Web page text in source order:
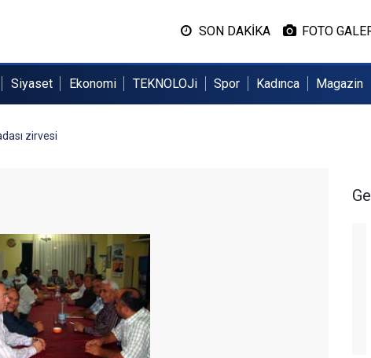
SON DAKİKA FOTO
Siyaset Ekonomi TEKNOLOJi Spor Kadınca Magazin
zirvesi